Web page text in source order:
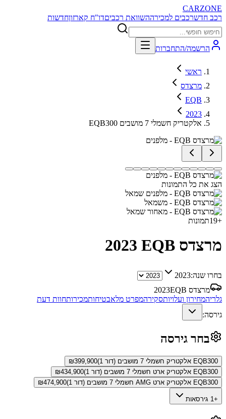
CARZONE
רכב חדשרכבים למכירההשוואת רכביםדו"ח קארזוןחדשות
הרשמה/התחברות
ראשי
מרצדס
EQB
2023
EQB300 אלקטריק חשמלי 7 מושבים
הצג את כל התמונות
+
19תמונות
מרצדס EQB 2023
בחרו שנה:2023
מרצדס EQB
2023
גלריהמחירון ועלויותסקירהמפרט מלאבטיחותמכירותחוות דעת
גירסה:
בחר גירסה
EQB300 אלקטריק חשמלי 7 מושבים (דור 1) ₪399,900
EQB300 אלקטריק ארט חשמלי 7 מושבים (דור 1)
₪434,900
EQB300 אלקטריק ארט AMG חשמלי 7 מושבים (דור 1)
₪474,900
+1 גירסאות